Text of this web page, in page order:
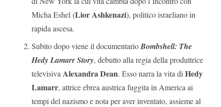
Micha Eshel (Lior Ashkenazi), politico israeliano in
rapida ascesa.
Subito dopo viene il documentarioBombshell: The
Hedy Lamarr Story, debutto alla regia della produttrice
televisivaAlexandra Dean. Esso narra la vita diHedy
Lamarr, attrice ebrea austrica fuggita in America ai
tempi del nazismo e nota per aver inventato, assieme al